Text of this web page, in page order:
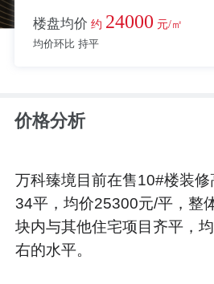
楼盘均价 约 24000 元/㎡
均价环比 持平
价格分析
万科臻境目前在售10#楼装
34平，均价25300元/平，整
块内与其他住宅项目齐平，
右的水平。